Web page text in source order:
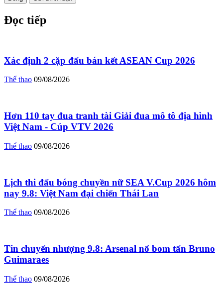
Đọc tiếp
Xác định 2 cặp đấu bán kết ASEAN Cup 2026
Thể thao 09/08/2026
Hơn 110 tay đua tranh tài Giải đua mô tô địa hình
Việt Nam - Cúp VTV 2026
Thể thao 09/08/2026
Lịch thi đấu bóng chuyền nữ SEA V.Cup 2026 hôm
nay 9.8: Việt Nam đại chiến Thái Lan
Thể thao 09/08/2026
Tin chuyển nhượng 9.8: Arsenal nổ bom tấn Bruno
Guimaraes
Thể thao 09/08/2026